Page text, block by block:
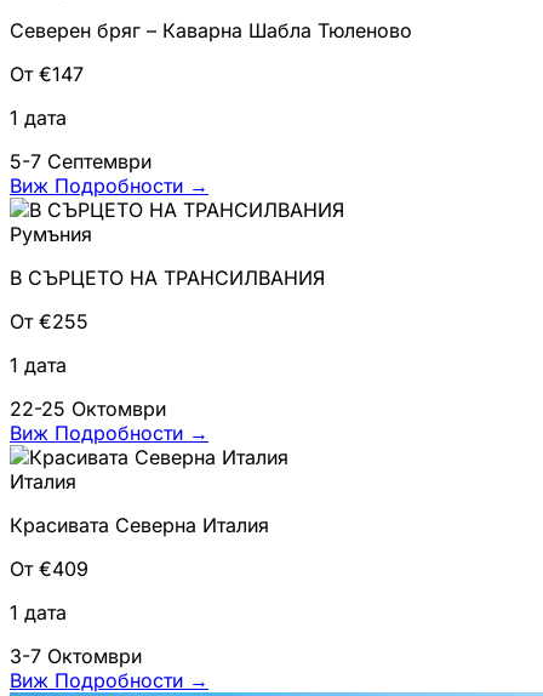
Северен бряг – Каварна Шабла Тюленово
От €147
1 дата
5-7 Септември
Виж Подробности →
Румъния
В СЪРЦЕТО НА ТРАНСИЛВАНИЯ
От €255
1 дата
22-25 Октомври
Виж Подробности →
Италия
Красивата Северна Италия
От €409
1 дата
3-7 Октомври
Виж Подробности →